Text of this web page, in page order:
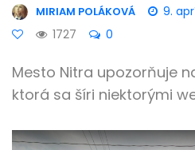
MIRIAM POLÁKOVÁ
9.
1727
0
Mesto Nitra upozorňuje
ktorá sa šíri niektorými